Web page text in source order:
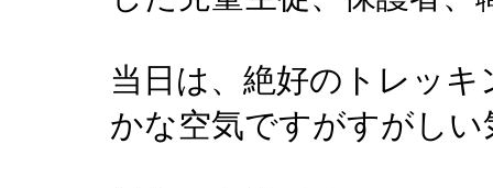
当日は、絶好のトレッ
かな空気ですがすがし